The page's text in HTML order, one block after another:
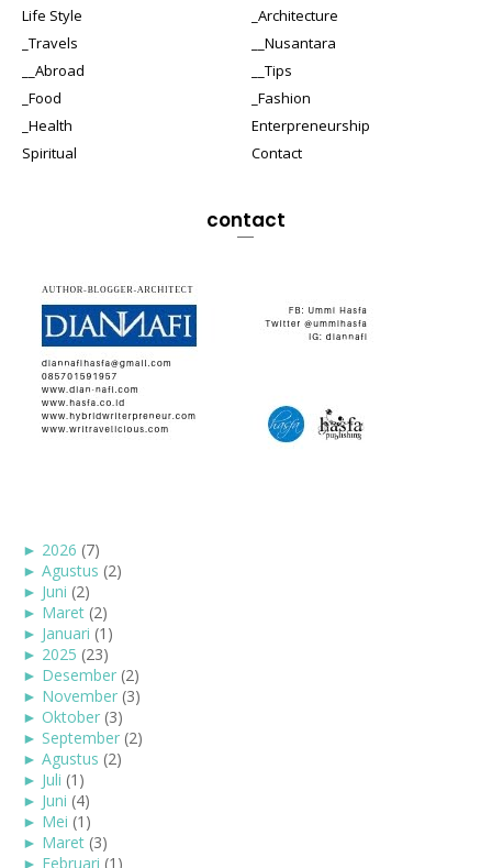
Life Style
_Architecture
_Travels
__Nusantara
__Abroad
__Tips
_Food
_Fashion
_Health
Enterpreneurship
Spiritual
Contact
contact
► 2026 (7)
► Agustus (2)
► Juni (2)
► Maret (2)
► Januari (1)
► 2025 (23)
► Desember (2)
► November (3)
► Oktober (3)
► September (2)
► Agustus (2)
► Juli (1)
► Juni (4)
► Mei (1)
► Maret (3)
► Februari (1)